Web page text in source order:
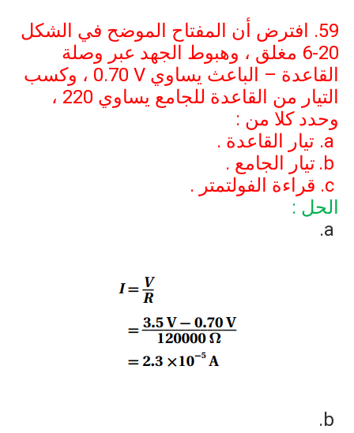
59. افترض أن المفتاح الموضح في الشكل
6-20 مغلق ، وهبوط الجهد عبر وصلة
القاعدة – الباعث يساوي 0.70 V ، وكسب
التيار من القاعدة للجامع يساوي 220 ،
وحدد كلا من :
تيار القاعدة .
تيار الجامع .
قراءة الفولتمتر .
الحل :